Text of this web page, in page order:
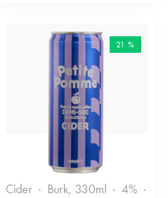
Annan likör
21 %
Cider Burk, 330ml 4%